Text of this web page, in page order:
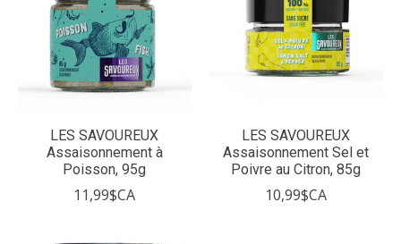
LES SAVOUREUX
Assaisonnement à
Poisson, 95g
11,99$CA
LES SAVOUREUX
Assaisonnement Sel et
Poivre au Citron, 85g
10,99$CA